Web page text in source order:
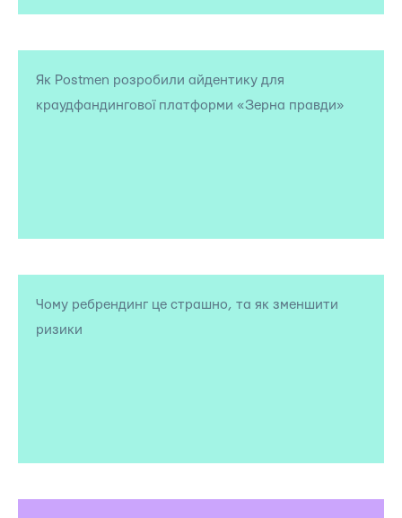
Як Postmen розробили айдентику для
краудфандингової платформи «Зерна правди»
Чому ребрендинг це страшно, та як зменшити
ризики